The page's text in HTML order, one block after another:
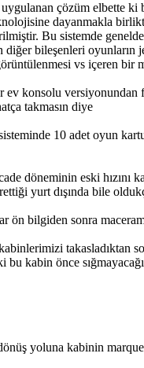
çözüm elbette
dayanmakla
Bu sistemde
bileşenleri oyunların
vs içeren bir
ev konsolu
takmasın diye
10 adet oyun
döneminin eski hızını
yurt dışında bile
ön bilgiden sonra
takasladıktan
bu kabin önce
yoluna kabinin